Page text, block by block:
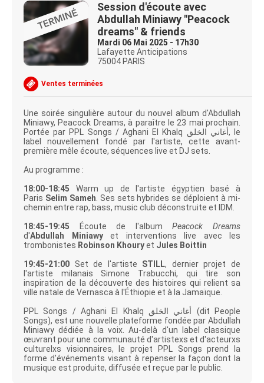
Session d'écoute avec
Abdullah Miniawy "Peacock
dreams" & friends
Mardi 06 Mai 2025 - 17h30
Lafayette Anticipations
75004 PARIS
Ventes terminées
Une soirée singulière autour du nouvel album d'Abdullah
Miniawy, Peacock Dreams, à paraître le 23 mai prochain.
Portée par PPL Songs / Aghani El Khalq أغاني الخلق, le
label nouvellement fondé par l'artiste, cette avant-
première mêle écoute, séquences live et DJ sets.
Au programme :
18:00-18:45 Warm up de l'artiste égyptien basé à
Paris Selim Sameh . Ses sets hybrides se déploient à mi-
chemin entre rap, bass, music club déconstruite et IDM.
18:45-19:45 Écoute de l'albumPeacock Dreams
d'Abdullah Miniawyet interventions live avec les
trombonistes Robinson Khouryet Jules Boittin
19:45-21:00 Set de l'artiste STILL, dernier projet de
l'artiste milanais Simone Trabucchi, qui tire son
inspiration de la découverte des histoires qui relient sa
ville natale de Vernasca à l'Éthiopie et à la Jamaïque.
PPL Songs / Aghani El Khalq أغاني الخلق (dit People
Songs), est une nouvelle plateforme fondée par Abdullah
Miniawy dédiée à la voix. Au-delà d'un label classique
œuvrant pour une communauté d'artistexs et d'acteurxs
culturelxs visionnaires, le projet PPL Songs prend la
forme d'événements visant à repenser la façon dont la
musique est produite, diffusée et reçue par le public.